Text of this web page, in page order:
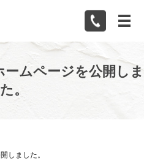
メ
ームページを公開しま
。
しました。